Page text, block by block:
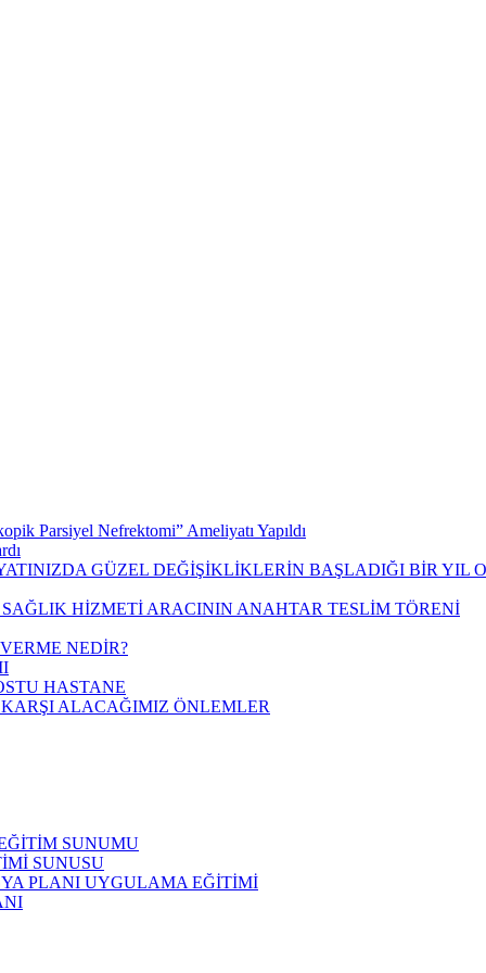
Parsiyel Nefrektomi” Ameliyatı Yapıldı
GÜZEL DEĞİŞİKLİKLERİN BAŞLADIĞI BİR YIL
HİZMETİ ARACININ ANAHTAR TESLİM TÖRENİ
NEDİR?
HASTANE
ALACAĞIMIZ ÖNLEMLER
SUNUMU
SUNUSU
PLANI UYGULAMA EĞİTİMİ